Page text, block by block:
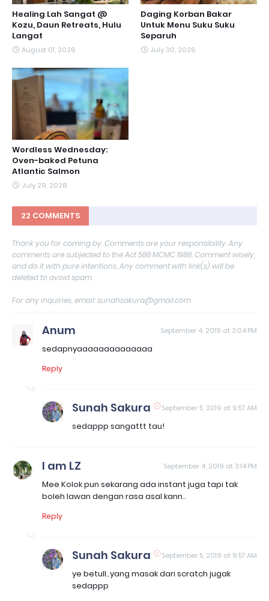
Healing Lah Sangat @
Kozu, Daun Retreats, Hulu
Langat
August 01, 2026
Daging Korban Bakar
Untuk Menu Suku Suku
Separuh
July 30, 2026
Wordless Wednesday:
Oven-baked Petuna
Atlantic Salmon
July 29, 2026
22 COMMENTS
Thank you for coming by. Comments are your responsibility. Any
comments are subjected to the Act 588 MCMC 1988. Comment wisely,
and do it with pure intentions. Any comment with link(s) will be
deleted to avoid spam.
For any inquiries, email: sunahsakura@gmail.com
Anum September 4, 2019 at 3:04 PM
sedapnyaaaaaaaaaaaaaa
Reply
Sunah Sakura September 5, 2019 at 9:57 AM
sedappp sangattt tau!
I am LZ September 4, 2019 at 3:14 PM
Mee Kolok pun sekarang ada instant juga tapi tak
boleh lawan dengan rasa asal kann..
Reply
Sunah Sakura September 5, 2019 at 9:57 AM
ye betull..yang masak dari scratch jugak
sedappp